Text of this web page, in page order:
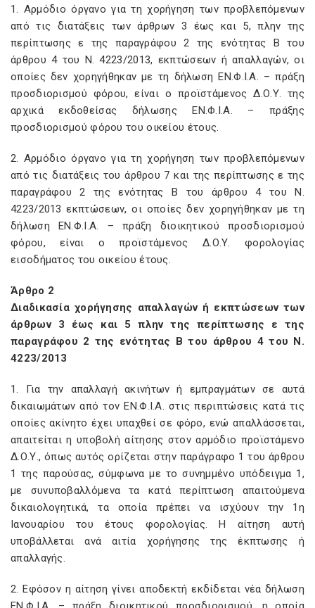
1. Αρμόδιο όργανο για τη χορήγηση των προβλεπόμενων
από τις διατάξεις των άρθρων 3 έως και 5, πλην της
περίπτωσης ε της παραγράφου 2 της ενότητας Β του
άρθρου 4 του Ν. 4223/2013, εκπτώσεων ή απαλλαγών, οι
οποίες δεν χορηγήθηκαν με τη δήλωση ΕΝ.Φ.Ι.Α. – πράξη
προσδιορισμού φόρου, είναι ο προϊστάμενος Δ.Ο.Υ. της
αρχικά εκδοθείσας δήλωσης ΕΝ.Φ.Ι.Α. – πράξης
προσδιορισμού φόρου του οικείου έτους.
2. Αρμόδιο όργανο για τη χορήγηση των προβλεπόμενων
από τις διατάξεις του άρθρου 7 και της περίπτωσης ε της
παραγράφου 2 της ενότητας Β του άρθρου 4 του Ν.
4223/2013 εκπτώσεων, οι οποίες δεν χορηγήθηκαν με τη
δήλωση ΕΝ.Φ.Ι.Α. – πράξη διοικητικού προσδιορισμού
φόρου, είναι ο προϊστάμενος Δ.Ο.Υ. φορολογίας
εισοδήματος του οικείου έτους.
Άρθρο 2
Διαδικασία χορήγησης απαλλαγών ή εκπτώσεων των
άρθρων 3 έως και 5 πλην της περίπτωσης ε της
παραγράφου 2 της ενότητας Β του άρθρου 4 του Ν.
4223/2013
1. Για την απαλλαγή ακινήτων ή εμπραγμάτων σε αυτά
δικαιωμάτων από τον ΕΝ.Φ.Ι.Α. στις περιπτώσεις κατά τις
οποίες ακίνητο έχει υπαχθεί σε φόρο, ενώ απαλλάσσεται,
απαιτείται η υποβολή αίτησης στον αρμόδιο προϊστάμενο
Δ.Ο.Υ., όπως αυτός ορίζεται στην παράγραφο 1 του άρθρου
1 της παρούσας, σύμφωνα με το συνημμένο υπόδειγμα 1,
με συνυποβαλλόμενα τα κατά περίπτωση απαιτούμενα
δικαιολογητικά, τα οποία πρέπει να ισχύουν την 1η
Ιανουαρίου του έτους φορολογίας. Η αίτηση αυτή
υποβάλλεται ανά αιτία χορήγησης της έκπτωσης ή
απαλλαγής.
2. Εφόσον η αίτηση γίνει αποδεκτή εκδίδεται νέα δήλωση